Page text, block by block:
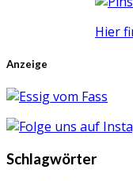
Hier
Anzeige
Schlagwörter